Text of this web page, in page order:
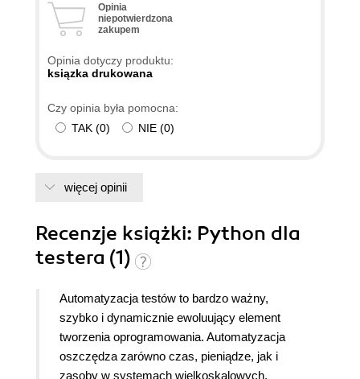
Opinia
niepotwierdzona
zakupem
Opinia dotyczy produktu:
ksiązka drukowana
Czy opinia była pomocna:
TAK (0) NIE (0)
więcej opinii
Recenzje książki: Python dla
testera (1)
Automatyzacja testów to bardzo ważny,
szybko i dynamicznie ewoluujący element
tworzenia oprogramowania. Automatyzacja
oszczędza zarówno czas, pieniądze, jak i
zasoby w systemach wielkoskalowych,